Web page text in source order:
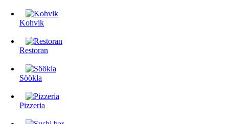
Kohvik
Restoran
Söökla
Pizzeria